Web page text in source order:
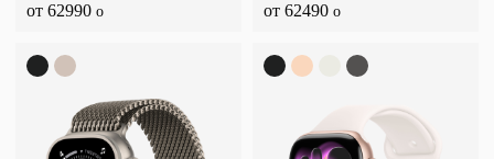
от 62990 o от 62490 o